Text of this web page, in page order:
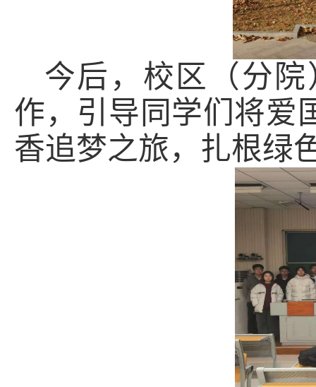
今后，校区（分
作，引导同学们将爱
香追梦之旅，扎根绿